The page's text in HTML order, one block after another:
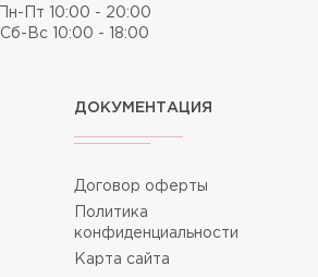
Пн-Пт 10:00 - 20:00
Сб-Вс 10:00 - 18:00
ДОКУМЕНТАЦИЯ
Договор оферты
Политика
конфиденциальности
Карта сайта